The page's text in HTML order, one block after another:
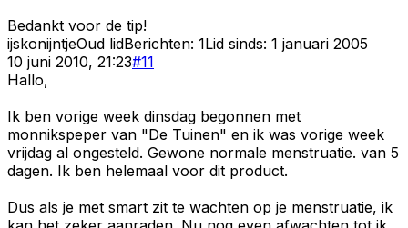
Bedankt voor de tip!
ijskonijntjeOud lidBerichten: 1Lid sinds: 1 januari 2005
10 juni 2010, 21:23#11
Hallo,
Ik ben vorige week dinsdag begonnen met
monnikspeper van "De Tuinen" en ik was vorige week
vrijdag al ongesteld. Gewone normale menstruatie. van 5
dagen. Ik ben helemaal voor dit product.
Dus als je met smart zit te wachten op je menstruatie, ik